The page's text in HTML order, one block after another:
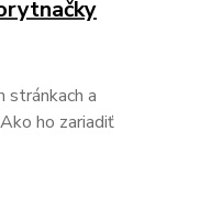
stránkach a
ho zariadiť